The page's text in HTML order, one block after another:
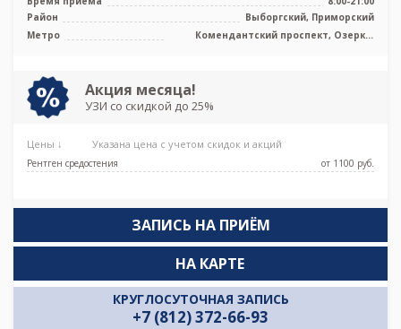
Район
Выборгский, Приморский
Метро
Комендантский проспект, Озерки,
Акция месяца!
УЗИ со скидкой до 25%
Цены ↓ Указана цена с учетом скидок и акций
Рентген средостения от 1100 pуб.
ЗАПИСЬ НА ПРИЁМ
КРУГЛОСУТОЧНАЯ ЗАПИСЬ
+7 (812) 372-66-93
НА КАРТЕ